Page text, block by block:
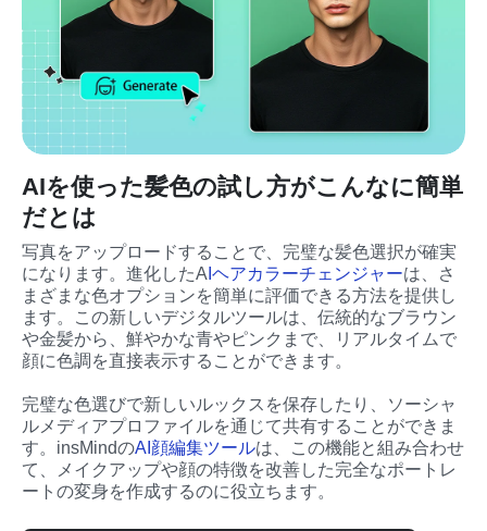
AIを使った髪色の試し方がこんなに簡単
だとは
写真をアップロードすることで、完璧な髪色選択が確実
になります。進化したA Iヘアカラーチェンジャーは、さ
まざまな色オプションを簡単に評価できる方法を提供し
ます。この新しいデジタルツールは、伝統的なブラウン
や金髪から、鮮やかな青やピンクまで、リアルタイムで
顔に色調を直接表示することができます。
完璧な色選びで新しいルックスを保存したり、ソーシャ
ルメディアプロファイルを通じて共有することができま
す。insMindのAI顔編集ツールは、この機能と組み合わせ
て、メイクアップや顔の特徴を改善した完全なポートレ
ートの変身を作成するのに役立ちます。